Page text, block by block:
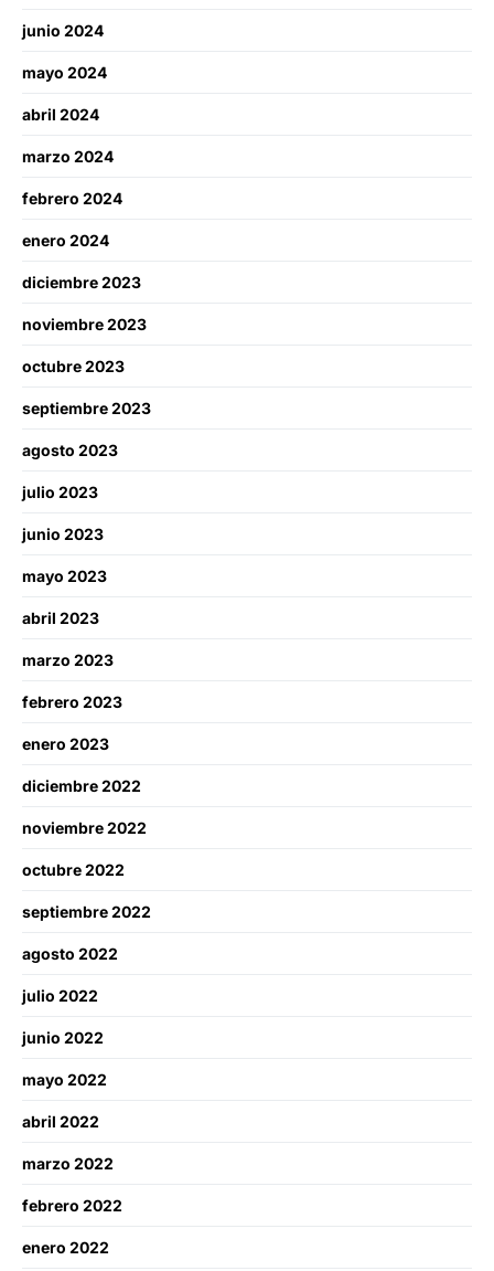
junio 2024
mayo 2024
abril 2024
marzo 2024
febrero 2024
enero 2024
diciembre 2023
noviembre 2023
octubre 2023
septiembre 2023
agosto 2023
julio 2023
junio 2023
mayo 2023
abril 2023
marzo 2023
febrero 2023
enero 2023
diciembre 2022
noviembre 2022
octubre 2022
septiembre 2022
agosto 2022
julio 2022
junio 2022
mayo 2022
abril 2022
marzo 2022
febrero 2022
enero 2022